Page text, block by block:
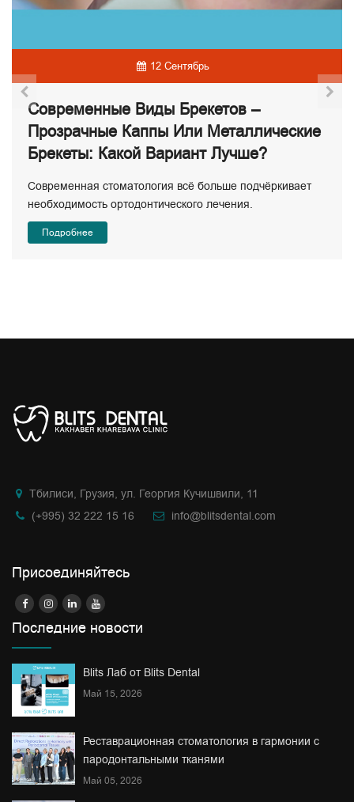
12 Сентябрь
Современные Виды Брекетов –
Прозрачные Каппы Или Металлические
Брекеты: Какой Вариант Лучше?
Современная стоматология всё больше подчёркивает
необходимость ортодонтического лечения.
Подробнее
Тбилиси, Грузия, ул. Георгия Кучишвили, 11
(+995) 32 222 15 16
info@blitsdental.com
Присоединяйтесь
Последние новости
Blits Лаб от Blits Dental
Май 15, 2026
Реставрационная стоматология в гармонии с
пародонтальными тканями
Май 05, 2026